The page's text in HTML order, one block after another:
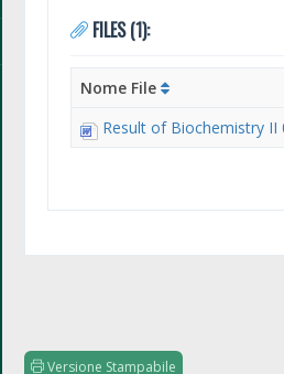
FILES (1):
Nome File
Result of Biochemistry II
Versione Stampabile